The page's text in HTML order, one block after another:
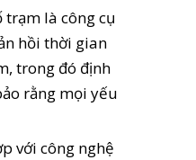
trạm là công cụ
hồi thời gian
trong đó định
rằng mọi yếu
với công nghệ